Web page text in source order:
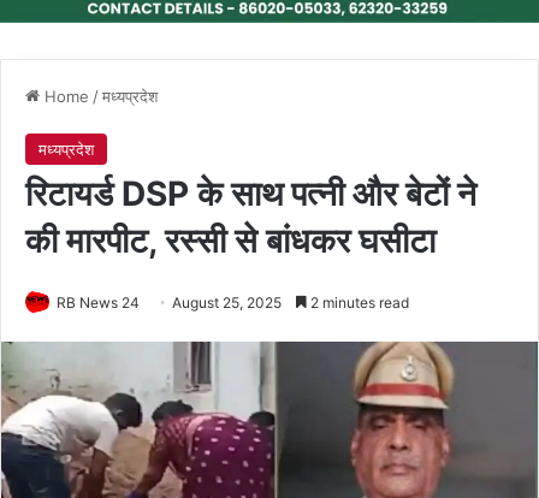
Home /मध्यप्रदेश
मध्यप्रदेश
रिटायर्ड DSP के साथ पत्नी और बेटों ने
की मारपीट, रस्सी से बांधकर घसीटा
RB News 24 August 25, 2025 2 minutes read